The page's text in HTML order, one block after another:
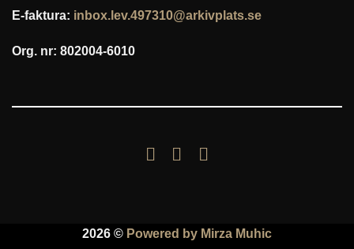
E-faktura: inbox.lev.497310@arkivplats.se
Org. nr: 802004-6010
2026 © Powered by Mirza Muhic